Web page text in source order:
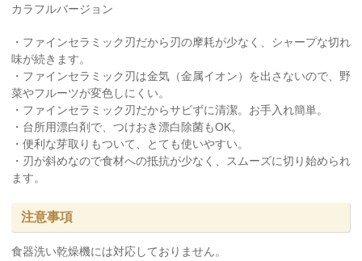
カラフルバージョン
・ファインセラミック刃だから刃の摩耗が少なく、シャープな切れ
味が続きます。
・ファインセラミック刃は金気（金属イオン）を出さないので、野
菜やフルーツが変色しにくい。
・ファインセラミック刃だからサビずに清潔。お手入れ簡単。
・台所用漂白剤で、つけおき漂白除菌もOK。
・便利な芽取りもついて、とても使いやすい。
・刃が斜めなので食材への抵抗が少なく、スムーズに切り始められ
ます。
注意事項
食器洗い乾燥機には対応しておりません。